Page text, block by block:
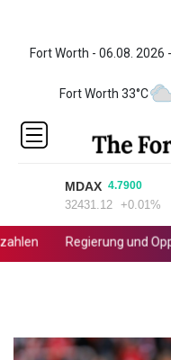
Fort Worth - 06.08. 2026
Fort Worth 33°C
MDAX 4.7900
32431.12 +0.01%
Regierung und